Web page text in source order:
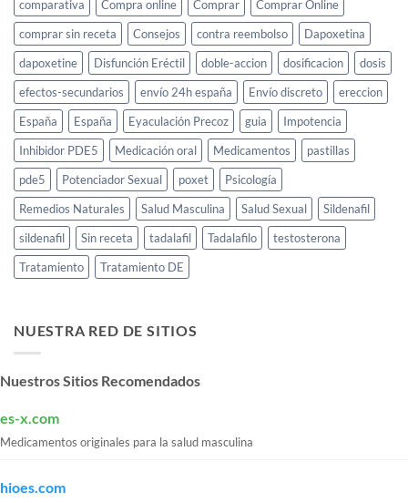
comparativa
Compra online Comprar
Comprar Online
comprar sin receta
Consejos contra reembolso
Dapoxetina
dapoxetine
Disfunción Eréctil doble-accion dosificacion
dosis
efectos-secundarios
envío 24h españa Envío discreto
ereccion
España
España Eyaculación Precoz guia
Impotencia
Inhibidor PDE5
Medicación oral Medicamentos
pastillas
pde5
Potenciador Sexual poxet
Psicología
Remedios Naturales
Salud Masculina Salud Sexual
Sildenafil
sildenafil
Sin receta tadalafil Tadalafilo
testosterona
Tratamiento
Tratamiento DE
NUESTRA RED DE SITIOS
Nuestros Sitios Recomendados
es-x.com
Medicamentos originales para la salud masculina
hioes.com